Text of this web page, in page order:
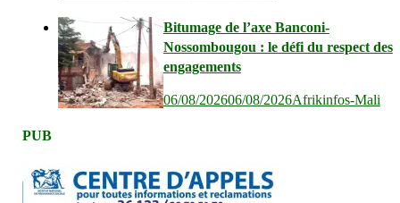
Bitumage de l’axe Banconi-
Nossombougou : le défi du respect des
engagements
06/08/202606/08/2026Afrikinfos-Mali
PUB